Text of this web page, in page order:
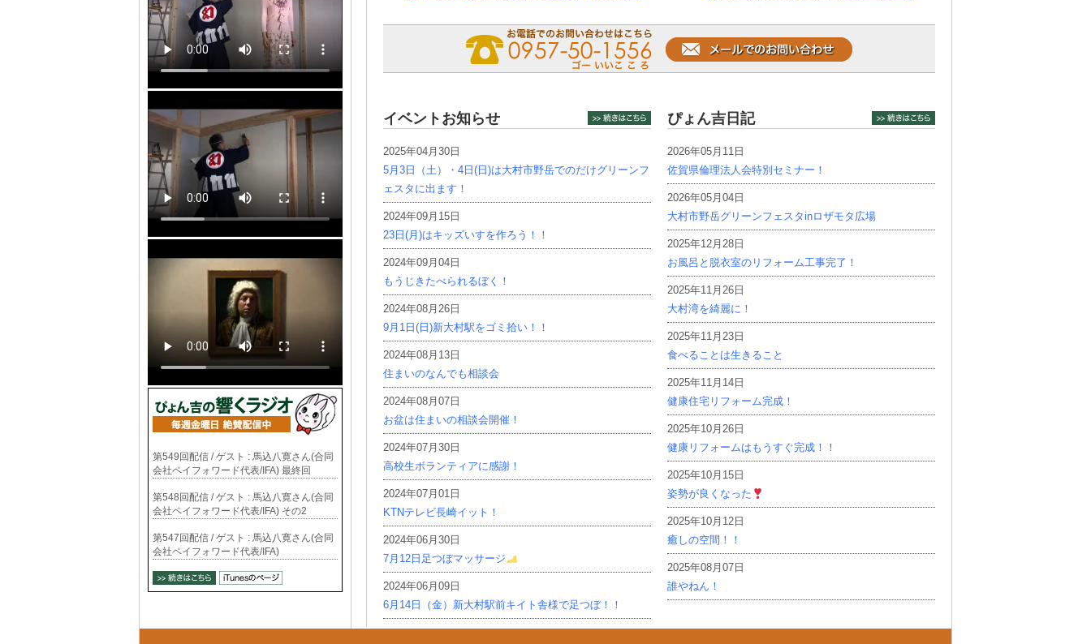
イベントお知らせ
2025年04月30日
5月3日（土）・4日(日)は大村市野岳でのだけグリーンフ
ェスタに出ます！
2024年09月15日
23日(月)はキッズいすを作ろう！！
2024年09月04日
もうじきたべられるぼく！
2024年08月26日
9月1日(日)新大村駅をゴミ拾い！！
2024年08月13日
住まいのなんでも相談会
2024年08月07日
お盆は住まいの相談会開催！
2024年07月30日
高校生ボランティアに感謝！
2024年07月01日
KTNテレビ長崎イット！
2024年06月30日
7月12日足つぼマッサージ
2024年06月09日
6月14日（金）新大村駅前キイト舎様で足つぼ！！
ぴょん吉日記
2026年05月11日
佐賀県倫理法人会特別セミナー！
2026年05月04日
大村市野岳グリーンフェスタinロザモタ広場
2025年12月28日
お風呂と脱衣室のリフォーム工事完了！
2025年11月26日
大村湾を綺麗に！
2025年11月23日
食べることは生きること
2025年11月14日
健康住宅リフォーム完成！
2025年10月26日
健康リフォームはもうすぐ完成！！
2025年10月15日
姿勢が良くなった
2025年10月12日
癒しの空間！！
2025年08月07日
誰やねん！
第549回配信 / ゲスト : 馬込八寛さん(合同
会社ペイフォワード代表/IFA) 最終回
第548回配信 / ゲスト : 馬込八寛さん(合同
会社ペイフォワード代表/IFA) その2
第547回配信 / ゲスト : 馬込八寛さん(合同
会社ペイフォワード代表/IFA)